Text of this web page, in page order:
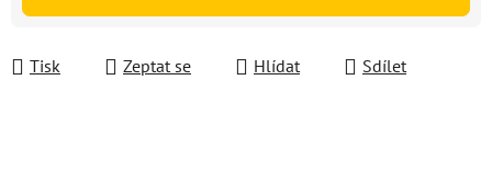
Tisk Zeptat se Hlídat Sdílet